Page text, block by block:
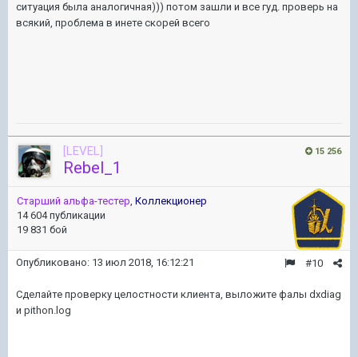
ситуация была аналогичная))) потом зашли и все гуд. проверь на
всякий, проблема в инете скорей всего
15 256
[LEVEL]
Rebel_1
Старший альфа-тестер, Коллекционер
14 604 публикации
19 831 бой
#10
Опубликовано: 13 июл 2018, 16:12:21
Сделайте проверку целостности клиента, выложите фалы dxdiag
и pithon.log